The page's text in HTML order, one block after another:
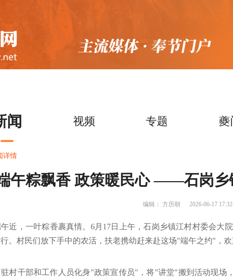
闻 视频 专题 夔
详情
午粽飘香 政策暖民心 ——石岗乡
编辑： 方历朝 2026-06-17
近，一叶粽香裹真情。6月17日上午，石岗乡镇江村村委会大
。村民们放下手中的农活，扶老携幼赶来赴这场"端午之约"，欢
村干部和工作人员化身"政策宣传员"，将"讲堂"搬到活动现